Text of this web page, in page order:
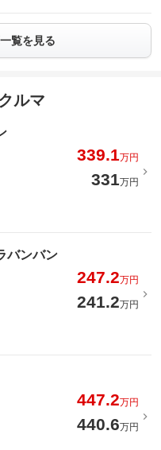
覧を見る
ルマ
339.1万円
331万円
バンバン
247.2万円
241.2万円
447.2万円
440.6万円